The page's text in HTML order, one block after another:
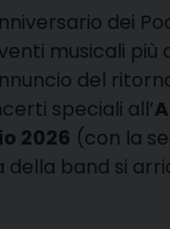
dei
musicali
del
speciali all’
2026 (con la
della band si